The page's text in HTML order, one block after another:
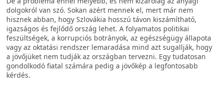
dolgokról van szó. Sokan azért mennek el, mert már nem
hisznek abban, hogy Szlovákia hosszú távon kiszámítható,
igazságos és fejlődő ország lehet. A folyamatos politikai
feszültségek, a korrupciós botrányok, az egészségügy állapota
vagy az oktatási rendszer lemaradása mind azt sugallják, hogy
a jövőjüket nem tudják az országban tervezni. Egy tudatosan
gondolkodó fiatal számára pedig a jövőkép a legfontosabb
kérdés.